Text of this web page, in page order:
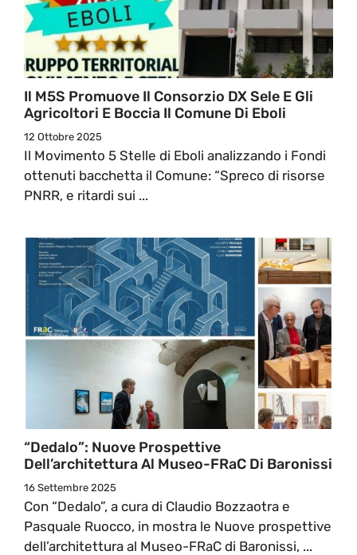
Il M5S Promuove Il Consorzio DX Sele E Gli
Agricoltori E Boccia Il Comune Di Eboli
12 Ottobre 2025
Il Movimento 5 Stelle di Eboli analizzando i Fondi
ottenuti bacchetta il Comune: “Spreco di risorse
PNRR, e ritardi sui ...
“Dedalo”: Nuove Prospettive
Dell’architettura Al Museo-FRaC Di Baronissi
16 Settembre 2025
Con “Dedalo”, a cura di Claudio Bozzaotra e
Pasquale Ruocco, in mostra le Nuove prospettive
dell’architettura al Museo-FRaC di Baronissi, ...